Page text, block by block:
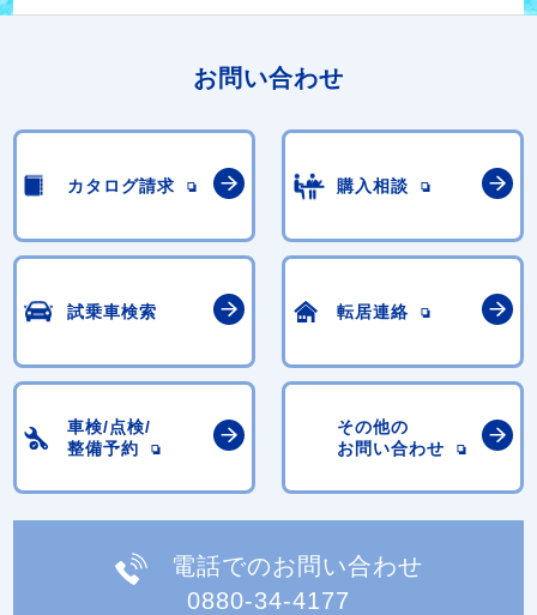
お問い合わせ
カタログ請求 購入相談
試乗車検索 転居連絡
車検/点検/
整備予約
その他の
お問い合わせ
電話でのお問い合わせ
0880-34-4177